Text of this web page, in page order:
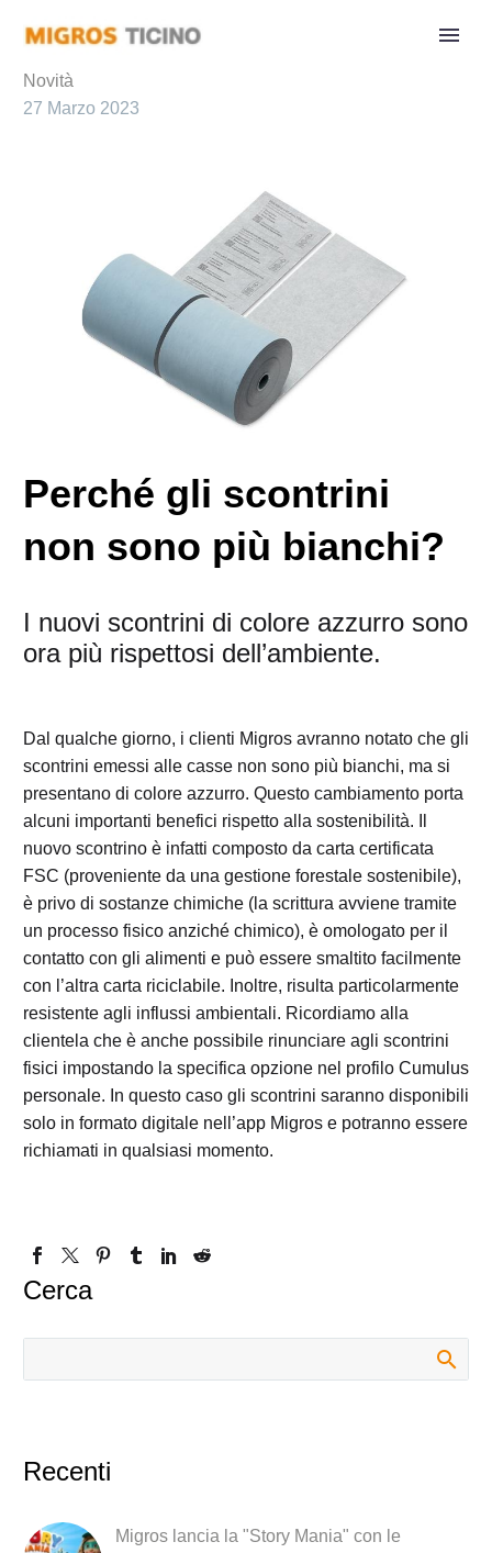
Novità
27 Marzo 2023
Perché gli scontrini
non sono più bianchi?
I nuovi scontrini di colore azzurro sono
ora più rispettosi dell’ambiente.
Dal qualche giorno, i clienti Migros avranno notato che gli
scontrini emessi alle casse non sono più bianchi, ma si
presentano di colore azzurro. Questo cambiamento porta
alcuni importanti benefici rispetto alla sostenibilità. Il
nuovo scontrino è infatti composto da carta certificata
FSC (proveniente da una gestione forestale sostenibile),
è privo di sostanze chimiche (la scrittura avviene tramite
un processo fisico anziché chimico), è omologato per il
contatto con gli alimenti e può essere smaltito facilmente
con l’altra carta riciclabile. Inoltre, risulta particolarmente
resistente agli influssi ambientali. Ricordiamo alla
clientela che è anche possibile rinunciare agli scontrini
fisici impostando la specifica opzione nel profilo Cumulus
personale. In questo caso gli scontrini saranno disponibili
solo in formato digitale nell’app Migros e potranno essere
richiamati in qualsiasi momento.
Cerca
Recenti
Migros lancia la "Story Mania" con le